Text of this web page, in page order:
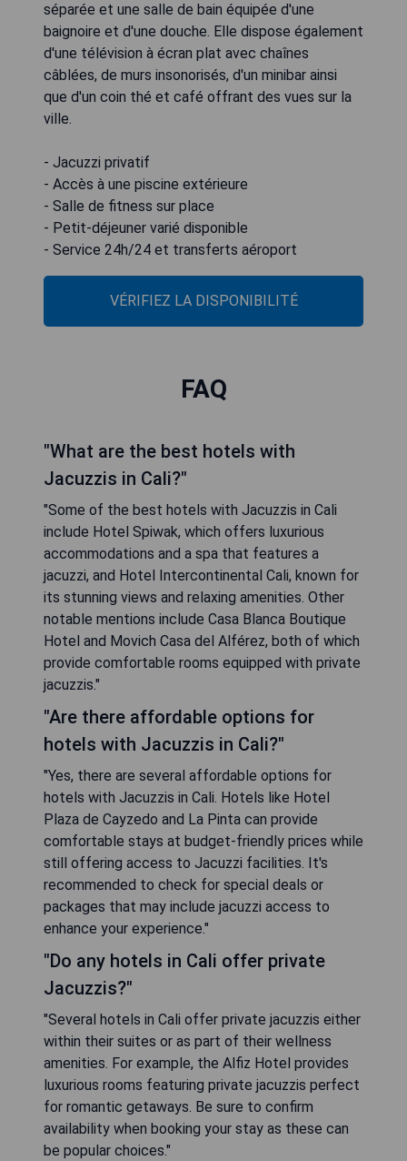
séparée et une salle de bain équipée d'une
baignoire et d'une douche. Elle dispose également
d'une télévision à écran plat avec chaînes
câblées, de murs insonorisés, d'un minibar ainsi
que d'un coin thé et café offrant des vues sur la
ville.
- Jacuzzi privatif
- Accès à une piscine extérieure
- Salle de fitness sur place
- Petit-déjeuner varié disponible
- Service 24h/24 et transferts aéroport
VÉRIFIEZ LA DISPONIBILITÉ
FAQ
"What are the best hotels with
Jacuzzis in Cali?"
"Some of the best hotels with Jacuzzis in Cali
include Hotel Spiwak, which offers luxurious
accommodations and a spa that features a
jacuzzi, and Hotel Intercontinental Cali, known for
its stunning views and relaxing amenities. Other
notable mentions include Casa Blanca Boutique
Hotel and Movich Casa del Alférez, both of which
provide comfortable rooms equipped with private
jacuzzis."
"Are there affordable options for
hotels with Jacuzzis in Cali?"
"Yes, there are several affordable options for
hotels with Jacuzzis in Cali. Hotels like Hotel
Plaza de Cayzedo and La Pinta can provide
comfortable stays at budget-friendly prices while
still offering access to Jacuzzi facilities. It's
recommended to check for special deals or
packages that may include jacuzzi access to
enhance your experience."
"Do any hotels in Cali offer private
Jacuzzis?"
"Several hotels in Cali offer private jacuzzis either
within their suites or as part of their wellness
amenities. For example, the Alfiz Hotel provides
luxurious rooms featuring private jacuzzis perfect
for romantic getaways. Be sure to confirm
availability when booking your stay as these can
be popular choices."